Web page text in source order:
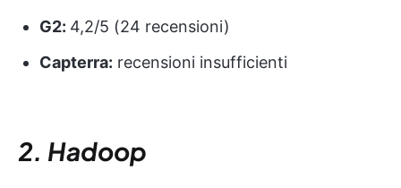
G2: 4,2/5 (24 recensioni)
Capterra: recensioni insufficienti
2. Hadoop